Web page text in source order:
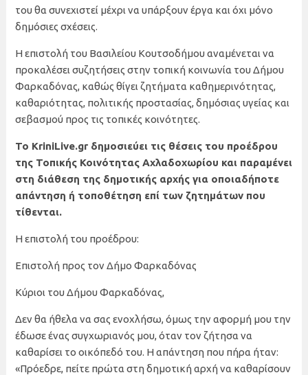
του θα συνεχιστεί μέχρι να υπάρξουν έργα και όχι μόνο
δημόσιες σχέσεις.
Η επιστολή του Βασιλείου Κουτσοδήμου αναμένεται να
προκαλέσει συζητήσεις στην τοπική κοινωνία του Δήμου
Φαρκαδόνας, καθώς θίγει ζητήματα καθημερινότητας,
καθαριότητας, πολιτικής προστασίας, δημόσιας υγείας και
σεβασμού προς τις τοπικές κοινότητες.
Το KriniLive.gr δημοσιεύει τις θέσεις του προέδρου
της Τοπικής Κοινότητας Αχλαδοχωρίου και παραμένει
στη διάθεση της δημοτικής αρχής για οποιαδήποτε
απάντηση ή τοποθέτηση επί των ζητημάτων που
τίθενται.
Η επιστολή του προέδρου:
Επιστολή προς τον Δήμο Φαρκαδόνας
Κύριοι του Δήμου Φαρκαδόνας,
Δεν θα ήθελα να σας ενοχλήσω, όμως την αφορμή μου την
έδωσε ένας συγχωριανός μου, όταν τον ζήτησα να
καθαρίσει το οικόπεδό του. Η απάντηση που πήρα ήταν:
«Πρόεδρε, πείτε πρώτα στη δημοτική αρχή να καθαρίσουν